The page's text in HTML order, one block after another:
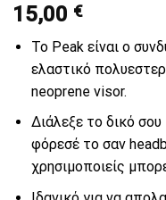
15,00 €
Το Peak είναι ο
ελαστικό
neoprene visor.
Διάλεξε το δικό
φόρεσέ το σαν
χρησιμοποιείς